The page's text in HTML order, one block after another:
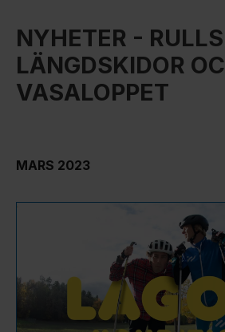
NYHETER -
LÄNGDSKIDOR
VASALOPPET
MARS 2023